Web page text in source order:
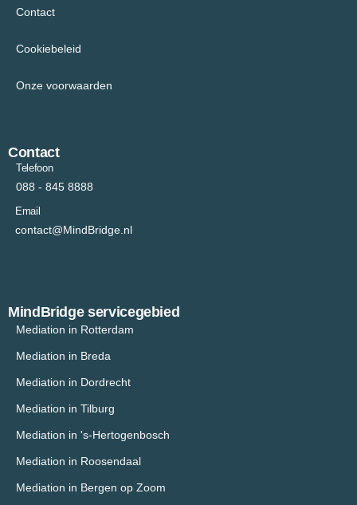
Contact
Cookiebeleid
Onze voorwaarden
Contact
Telefoon
088 - 845 8888
Email
contact@MindBridge.nl
MindBridge servicegebied
Mediation in Rotterdam
Mediation in Breda
Mediation in Dordrecht
Mediation in Tilburg
Mediation in 's-Hertogenbosch
Mediation in Roosendaal
Mediation in Bergen op Zoom